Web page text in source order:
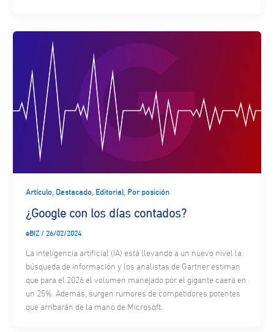
Artículo, Destacado, Editorial, Por posición
¿Google con los días contados?
eBIZ / 26/02/2024
La inteligencia artificial (IA) está llevando a un nuevo nivel la
búsqueda de información y los analistas de Gartner estiman
que para el 2026 el volumen manejado por el gigante caerá en
un 25%. Además, surgen rumores de competidores potentes
que arribarán de la mano de Microsoft.